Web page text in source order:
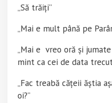
„Să trăiți”
„Mai e mult până pe
„Mai e vreo oră și
mint ca cei de data
„Fac treabă cățeii ăștia
oi?”